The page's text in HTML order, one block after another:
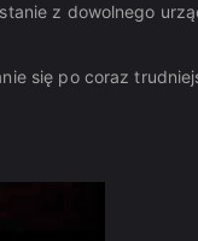
z dowolnego
się po coraz